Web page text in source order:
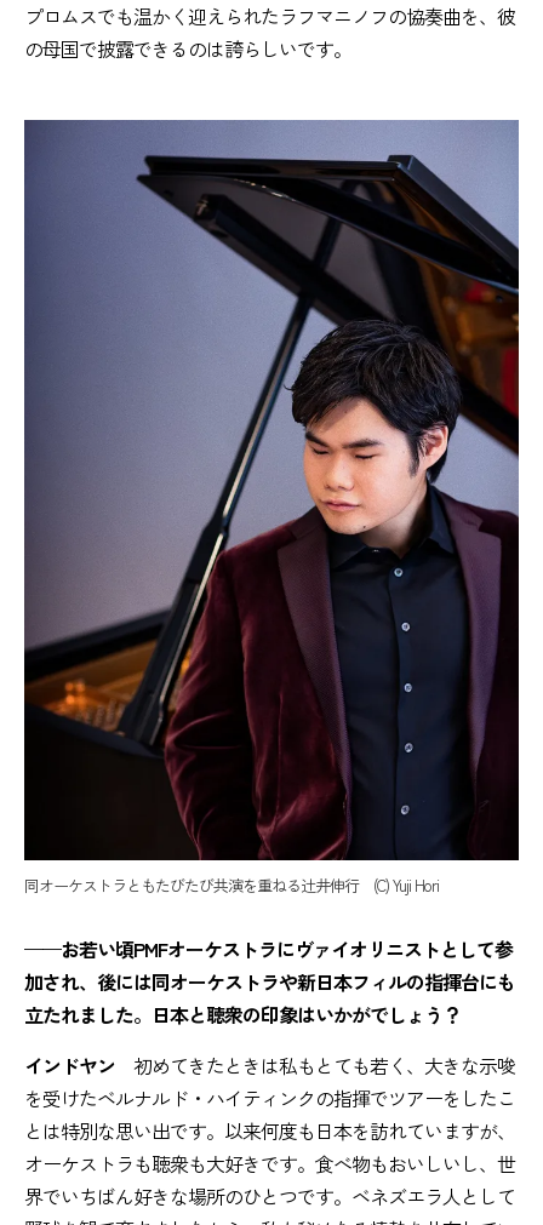
プロムスでも温かく迎えられたラフマニノフの協奏曲を、彼
の母国で披露できるのは誇らしいです。
同オーケストラともたびたび共演を重ねる辻井伸行 (C) Yuji Hori
——お若い頃PMFオーケストラにヴァイオリニストとして参
加され、後には同オーケストラや新日本フィルの指揮台にも
立たれました。日本と聴衆の印象はいかがでしょう？
インドヤン 初めてきたときは私もとても若く、大きな示唆
を受けたベルナルド・ハイティンクの指揮でツアーをしたこ
とは特別な思い出です。以来何度も日本を訪れていますが、
オーケストラも聴衆も大好きです。食べ物もおいしいし、世
界でいちばん好きな場所のひとつです。ベネズエラ人として